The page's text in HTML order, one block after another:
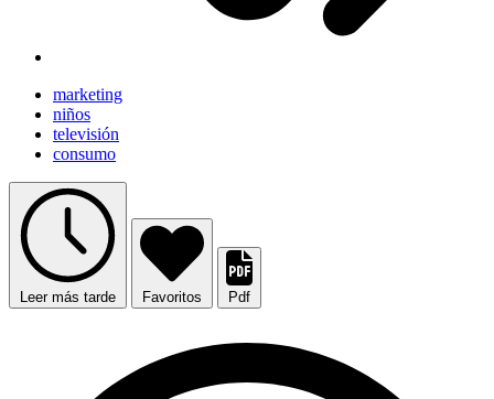
marketing
niños
televisión
consumo
Leer más tarde Favoritos Pdf